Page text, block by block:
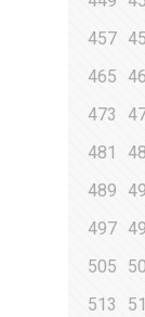
457
465
473
481
489
497
505
513